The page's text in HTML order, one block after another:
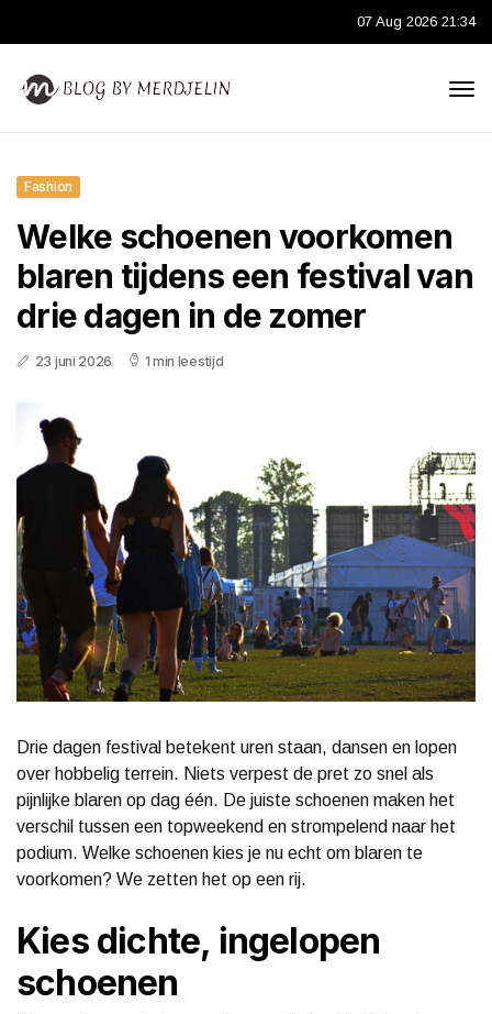
07 Aug 2026 21:34
Fashion
Welke schoenen voorkomen
blaren tijdens een festival van
drie dagen in de zomer
23 juni 2026 1 min leestijd
Drie dagen festival betekent uren staan, dansen en lopen
over hobbelig terrein. Niets verpest de pret zo snel als
pijnlijke blaren op dag één. De juiste schoenen maken het
verschil tussen een topweekend en strompelend naar het
podium. Welke schoenen kies je nu echt om blaren te
voorkomen? We zetten het op een rij.
Kies dichte, ingelopen
schoenen